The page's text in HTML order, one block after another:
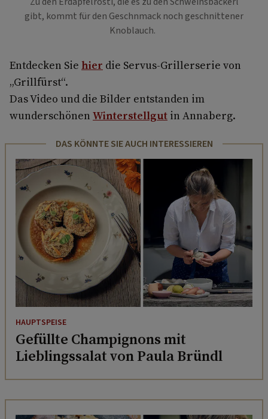
gibt, kommt für den Geschnmack noch geschnittener
Knoblauch.
Entdecken Sie hier die Servus-Grillerserie von
„Grillfürst“.
Das Video und die Bilder entstanden im
wunderschönen Winterstellgut in Annaberg.
DAS KÖNNTE SIE AUCH INTERESSIEREN
HAUPTSPEISE
Gefüllte Champignons mit
Lieblingssalat von Paula Bründl